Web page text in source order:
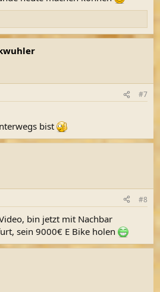
#7
bist
#8
bin jetzt mit Nachbar
sein 9000€ E Bike holen